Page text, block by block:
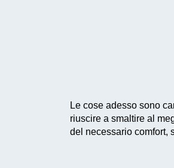
Le cose adesso sono
riuscire a smaltire al
del necessario comfort,